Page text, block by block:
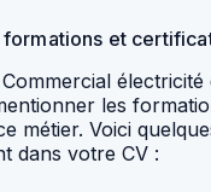
formations et
électricité
les
métier. Voici
dans votre CV :